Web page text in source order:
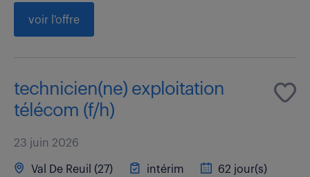
voir l'offre
technicien(ne) exploitation
télécom (f/h)
23 juin 2026
Val De Reuil (27) intérim
62 jour(s)